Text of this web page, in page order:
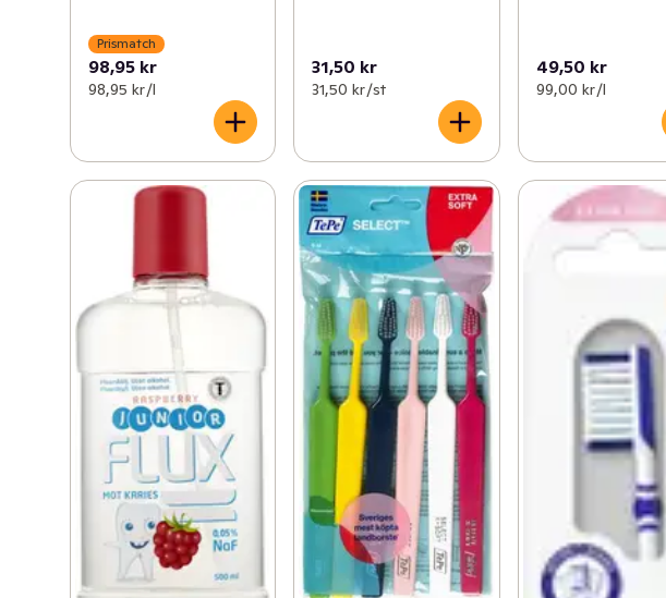
Prismatch
98,95 kr
98,95 kr /l
31,50 kr
31,50 kr /st
49,50 kr
99,00 kr /l